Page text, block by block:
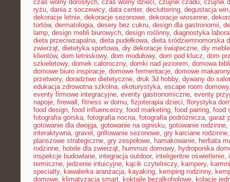
czas wolny dorosłych, czas wolny dzieci, czujnik czadu, czujnik
ryżu, dania z soczewicy, data center, decluttering, degustacja win
dekoracje letnie, dekoracje sezonowe, dekoracje wiosenne,
tortów, dermatologia, desery bez cukru, design dla gastronomii,
lamp, design mebli biurowych, design roślinny, diagnostyka
dieta przeciwzapalna, dieta pudełkowa, dieta śródziemnomorska
zwierząt, dietetyka sportowa, diy dekoracje świąteczne, diy
klientów, dom letniskowy, dom modułowy, dom pod klucz, dom
szkieletowy, domek całoroczny, domki nad jeziorem, domowa
domowe biuro inspiracje, domowe fermentacje, domowe makarony
przetwory, doradztwo dietetyczne, druk 3d hobby, dywany do
edukacja zdrowotna szkolna, ekoturystyka, escape room domowy
eventy firmowe integracyjne, eventy gastronomiczne, eventy
napoje, firewall , fitness w domu, fizjoterapia dzieci, florystyka
food design, food influencerzy, food marketing, food pairing, food
fotografia górska, fotografia nocna, fotografia podróżnicza, garaż
gotowanie dla dwojga, gotowanie na ognisku, gotowanie rodzinne,
interaktywna, gravel , grillowanie sezonowe, gry karciane rodzinne
planszowe strategiczne, gry zespołowe, hamakowanie, herbata
rodzinne, hotele dla zwierząt, hummus domowy, hydroponika
inspekcje budowlane, integracja outdoor, inteligentne oświetlenie,
termiczne, jedzenie intuicyjne, kącik czytelniczy, kampery,
specialty, kawalerka aranżacja, kayaking, kemping rodzinny,
domowe, klimatyzacja smart, koktajle bezalkoholowe, kolacje